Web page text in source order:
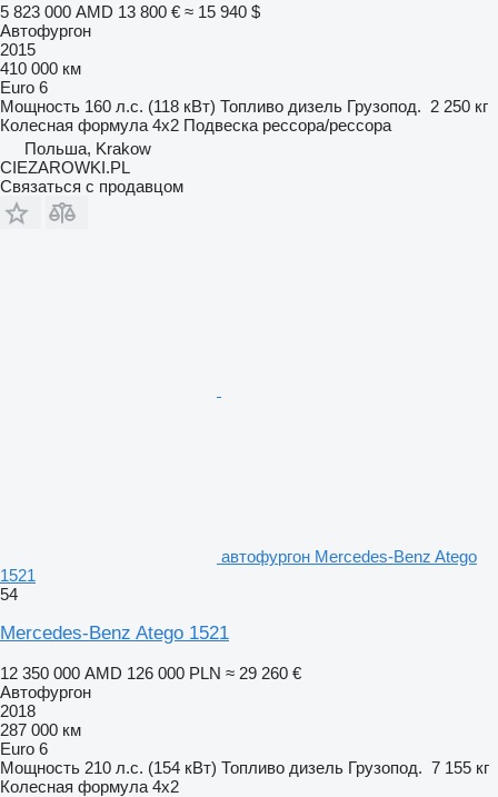
5 823 000 AMD 13 800 € ≈ 15 940 $
Автофургон
2015
410 000 км
Euro 6
Мощность 160 л.с. (118 кВт) Топливо дизель Грузопод. 2 250 кг
Колесная формула 4x2 Подвеска рессора/рессора
Польша, Krakow
CIEZAROWKI.PL
Связаться с продавцом
автофургон Mercedes-Benz Atego
1521
54
Mercedes-Benz Atego 1521
12 350 000 AMD 126 000 PLN ≈ 29 260 €
Автофургон
2018
287 000 км
Euro 6
Мощность 210 л.с. (154 кВт) Топливо дизель Грузопод. 7 155 кг
Колесная формула 4x2